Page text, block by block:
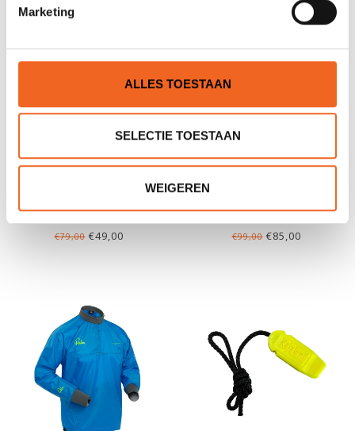
Marketing
ALLES TOESTAAN
SELECTIE TOESTAAN
WEIGEREN
AQUA DESIGN KAAKI,
EXPEDITIE
€79,00€49,00 €99,00€85,00